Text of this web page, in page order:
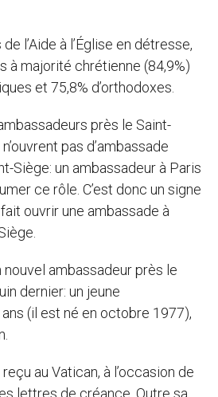
l’Aide à l’Église en détresse,
à majorité chrétienne (84,9%)
et 75,8% d’orthodoxes.
près le Saint-
pas d’ambassade
Siège: un ambassadeur à Paris
ce rôle. C’est donc un signe
ouvrir une ambassade à
nouvel ambassadeur près le
dernier: un jeune
(il est né en octobre 1977),
au Vatican, à l’occasion de
lettres de créance. Outre sa